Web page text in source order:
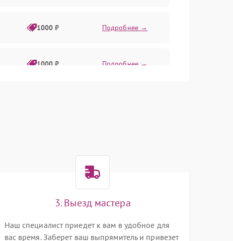
1000 ₽ Подробнее →
1000 ₽ Подробнее →
1000 ₽ Подробнее →
1000 ₽ Подробнее →
3. Выезд мастера
Наш специалист приедет к вам в удобное для
вас время. Заберет ваш выпрямитель и привезет